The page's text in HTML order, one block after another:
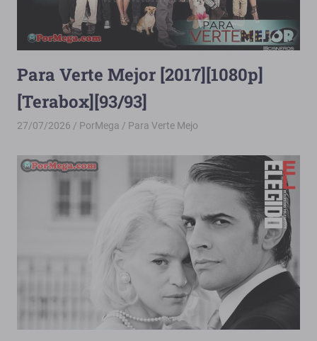
Para Verte Mejor [2017][1080p]
[Terabox][93/93]
27/07/2026 PorMega Para Verte Mejo